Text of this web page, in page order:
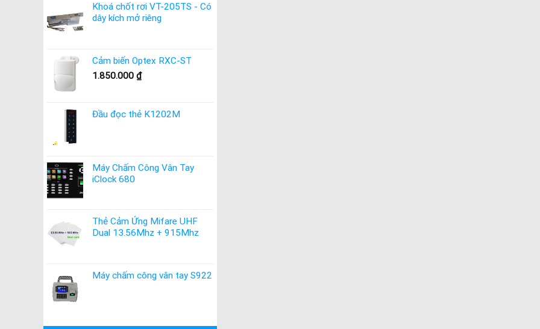
Khoá chốt rơi VT-205TS - Có
dây kích mở riêng
Cảm biến Optex RXC-ST
1.850.000 ₫
Đầu đọc thẻ K1202M
Máy Chấm Công Vân Tay
iClock 680
Thẻ Cảm Ứng Mifare UHF
Dual 13.56Mhz + 915Mhz
Máy chấm công vân tay S922